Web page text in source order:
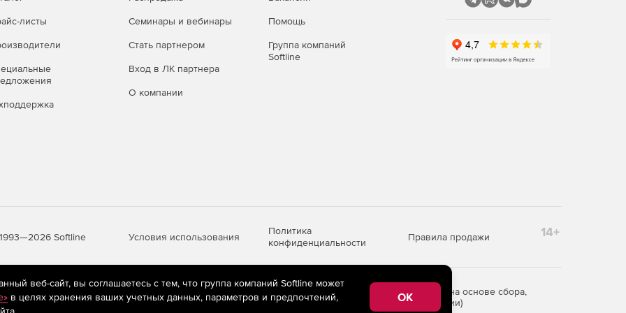
листы Семинары и вебинары
Стать партнером
Вход в ЛК партнера
О компании
Помощь
Группа компаний
Softline
Softline Условия использования
Политика
конфиденциальности
Правила продажи 14+
рекомендательные технологии
(информационные технологии предоставления информации на основе сбора,
пользователей сети «Интернет», находящихся на территории Российской Федерации)
веб-сайт, вы соглашаетесь с тем, что группа компаний Softline может
в целях хранения ваших учетных данных, параметров и предпочтений,
OK